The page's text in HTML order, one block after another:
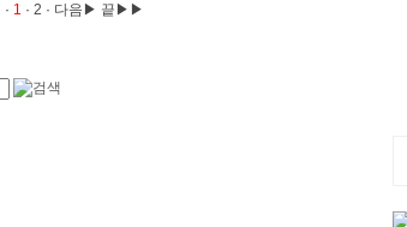
· 1 · 2 · 다음▶ 끝▶▶